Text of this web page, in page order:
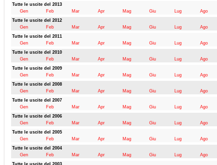
Tutte le uscite del 2013
Gen
Feb Mar Apr Mag Giu Lug
Ago
Tutte le uscite del 2012
Gen
Feb Mar Apr Mag Giu Lug
Ago
Tutte le uscite del 2011
Gen
Feb Mar Apr Mag Giu Lug
Ago
Tutte le uscite del 2010
Gen
Feb Mar Apr Mag Giu Lug
Ago
Tutte le uscite del 2009
Gen
Feb Mar Apr Mag Giu Lug
Ago
Tutte le uscite del 2008
Gen
Feb Mar Apr Mag Giu Lug
Ago
Tutte le uscite del 2007
Gen
Feb Mar Apr Mag Giu Lug
Ago
Tutte le uscite del 2006
Gen
Feb Mar Apr Mag Giu Lug
Ago
Tutte le uscite del 2005
Gen
Feb Mar Apr Mag Giu Lug
Ago
Tutte le uscite del 2004
Gen
Feb Mar Apr Mag Giu Lug
Ago
Tutte le uscite del 2003